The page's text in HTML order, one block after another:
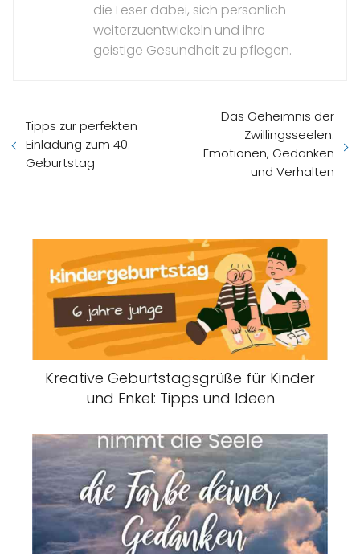
die Leser dabei, sich persönlich
weiterzuentwickeln und ihre
geistige Gesundheit zu pflegen.
Tipps zur perfekten
Einladung zum 40.
Geburtstag
Das Geheimnis der
Zwillingsseelen:
Emotionen, Gedanken
und Verhalten
Kreative Geburtstagsgrüße für Kinder
und Enkel: Tipps und Ideen